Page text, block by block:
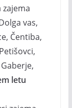
zajema
vas,
Čentiba,
letu